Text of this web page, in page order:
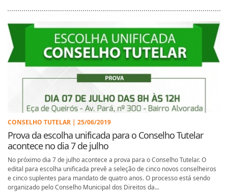
CONSELHO TUTELAR | 25/06/2019
Prova da escolha unificada para o Conselho Tutelar
acontece no dia 7 de julho
No próximo dia 7 de julho acontece a prova para o Conselho Tutelar. O
edital para escolha unificada prevê a seleção de cinco novos conselheiros
e cinco suplentes para mandato de quatro anos. O processo está sendo
organizado pelo Conselho Municipal dos Direitos da...